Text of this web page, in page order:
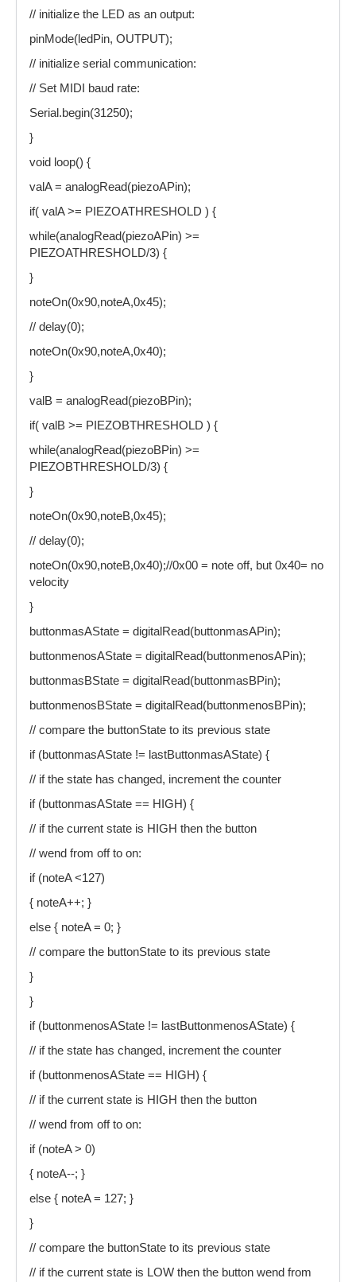
// initialize the LED as an output:
pinMode(ledPin, OUTPUT);
// initialize serial communication:
// Set MIDI baud rate:
Serial.begin(31250);
}
void loop() {
valA = analogRead(piezoAPin);
if( valA >= PIEZOATHRESHOLD ) {
while(analogRead(piezoAPin) >=
PIEZOATHRESHOLD/3) {
}
noteOn(0x90,noteA,0x45);
// delay(0);
noteOn(0x90,noteA,0x40);
}
valB = analogRead(piezoBPin);
if( valB >= PIEZOBTHRESHOLD ) {
while(analogRead(piezoBPin) >=
PIEZOBTHRESHOLD/3) {
}
noteOn(0x90,noteB,0x45);
// delay(0);
noteOn(0x90,noteB,0x40);//0x00 = note off, but 0x40= no
velocity
}
buttonmasAState = digitalRead(buttonmasAPin);
buttonmenosAState = digitalRead(buttonmenosAPin);
buttonmasBState = digitalRead(buttonmasBPin);
buttonmenosBState = digitalRead(buttonmenosBPin);
// compare the buttonState to its previous state
if (buttonmasAState != lastButtonmasAState) {
// if the state has changed, increment the counter
if (buttonmasAState == HIGH) {
// if the current state is HIGH then the button
// wend from off to on:
if (noteA <127)
{ noteA++; }
else { noteA = 0; }
// compare the buttonState to its previous state
}
}
if (buttonmenosAState != lastButtonmenosAState) {
// if the state has changed, increment the counter
if (buttonmenosAState == HIGH) {
// if the current state is HIGH then the button
// wend from off to on:
if (noteA > 0)
{ noteA--; }
else { noteA = 127; }
}
// compare the buttonState to its previous state
// if the current state is LOW then the button wend from